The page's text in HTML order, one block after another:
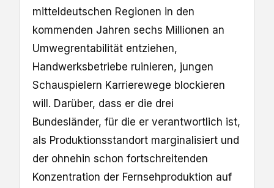
mitteldeutschen Regionen in den
kommenden Jahren sechs Millionen an
Umwegrentabilität entziehen,
Handwerksbetriebe ruinieren, jungen
Schauspielern Karrierewege blockieren
will. Darüber, dass er die drei
Bundesländer, für die er verantwortlich ist,
als Produktionsstandort marginalisiert und
der ohnehin schon fortschreitenden
Konzentration der Fernsehproduktion auf